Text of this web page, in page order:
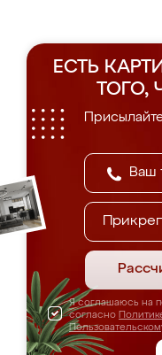
ЕСТЬ
ТОГО,
Я соглашаюсь на
согласно